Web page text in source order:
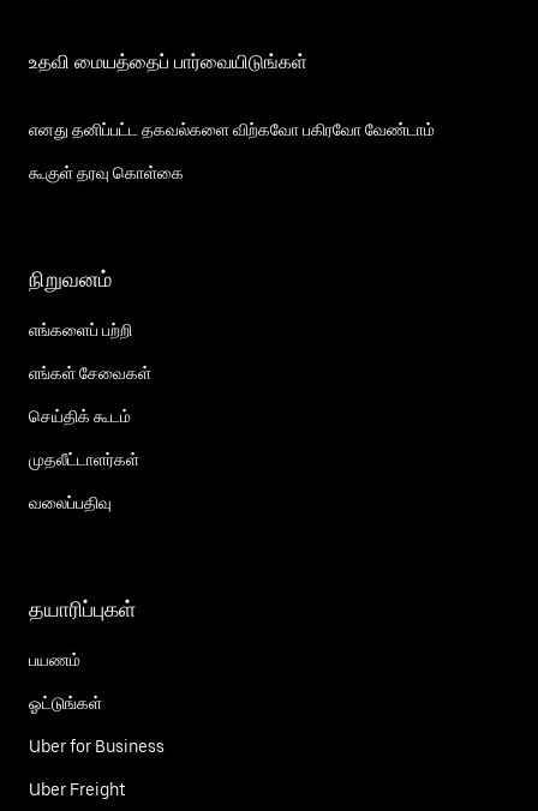
உதவி மையத்தைப் பார்வையிடுங்கள்
எனது தனிப்பட்ட தகவல்களை விற்கவோ பகிரவோ வேண்டாம்
கூகுள் தரவு கொள்கை
நிறுவனம்
எங்களைப் பற்றி
எங்கள் சேவைகள்
செய்திக் கூடம்
முதலீட்டாளர்கள்
வலைப்பதிவு
தயாரிப்புகள்
பயணம்
ஓட்டுங்கள்
Uber for Business
Uber Freight